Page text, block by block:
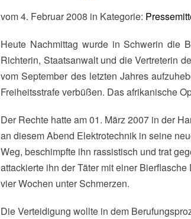
vom 4. Februar 2008 in Kategorie:
Heute Nachmittag wurde in Schwerin die Berufung eines 23jährigen Wismarers abgewiesen. Mit deutlichen Worten stellten
Richterin, Staatsanwalt und die Vertreterin
vom September des letzten Jahres
Freiheitsstrafe verbüßen. Das afrikanische
Der Rechte hatte am 01. März 2007 in der
an diesem Abend Elektrotechnik in seine
Weg, beschimpfte ihn rassistisch und trat
attackierte ihn der Täter mit einer
vier Wochen unter Schmerzen.
Die Verteidigung wollte in dem